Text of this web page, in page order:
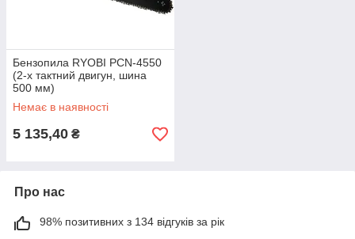
Бензопила RYOBI PCN-4550
(2-х тактний двигун, шина
500 мм)
Немає в наявності
5 135,40 ₴
Про нас
98% позитивних з 134 відгуків за рік